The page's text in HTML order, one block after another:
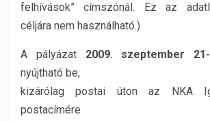
felhívások” címszónál. Ez az
céljára nem használható.)
A pályázat 2009. szeptember
nyújtható be,
kizárólag postai úton az NKA
postacímére